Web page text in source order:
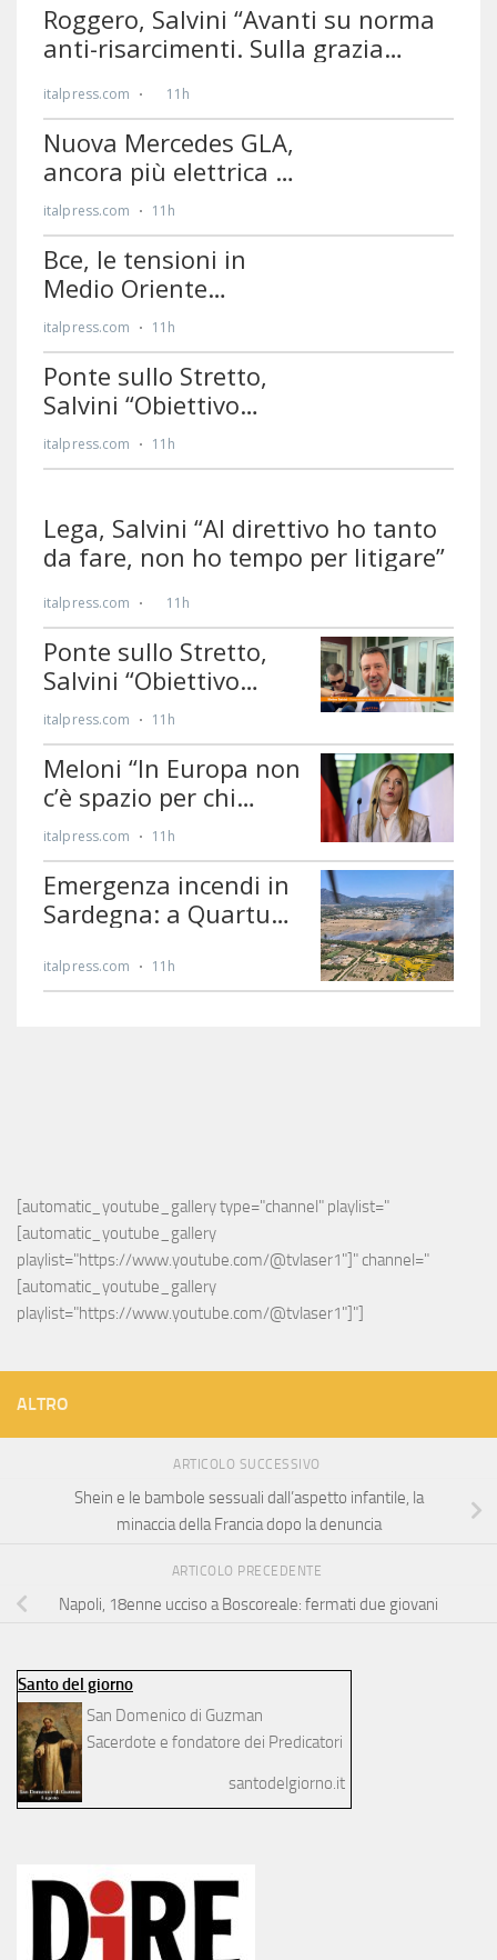
[automatic_youtube_gallery type="channel" playlist="
[automatic_youtube_gallery
playlist="https://www.youtube.com/@tvlaser1"]" channel="
[automatic_youtube_gallery
playlist="https://www.youtube.com/@tvlaser1"]"]
ALTRO
ARTICOLO SUCCESSIVO
Shein e le bambole sessuali dall’aspetto infantile, la
minaccia della Francia dopo la denuncia
ARTICOLO PRECEDENTE
Napoli, 18enne ucciso a Boscoreale: fermati due giovani
Santo del giorno
San Domenico di Guzman
Sacerdote e fondatore dei Predicatori
santodelgiorno.it